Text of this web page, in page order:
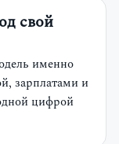
свой
именно
зарплатами и
цифрой